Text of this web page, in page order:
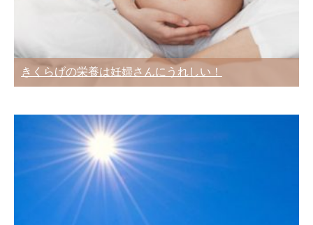
きくらげの栄養は妊婦さんにうれしい！